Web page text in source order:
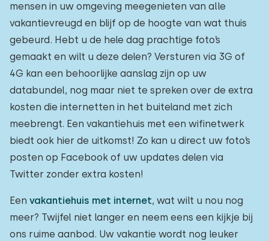
mensen in uw omgeving meegenieten van alle
vakantievreugd en blijf op de hoogte van wat thuis
gebeurd. Hebt u de hele dag prachtige foto’s
gemaakt en wilt u deze delen? Versturen via 3G of
4G kan een behoorlijke aanslag zijn op uw
databundel, nog maar niet te spreken over de extra
kosten die internetten in het buiteland met zich
meebrengt. Een vakantiehuis met een wifinetwerk
biedt ook hier de uitkomst! Zo kan u direct uw foto’s
posten op Facebook of uw updates delen via
Twitter zonder extra kosten!
Een vakantiehuis met internet, wat wilt u nou nog
meer? Twijfel niet langer en neem eens een kijkje bij
ons ruime aanbod. Uw vakantie wordt nog leuker